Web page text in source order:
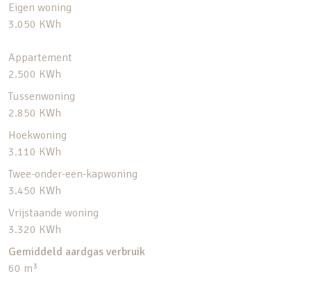
Eigen woning
3.050 KWh
Appartement
2.500 KWh
Tussenwoning
2.850 KWh
Hoekwoning
3.110 KWh
Twee-onder-een-kapwoning
3.450 KWh
Vrijstaande woning
3.320 KWh
Gemiddeld aardgas verbruik
60 m³